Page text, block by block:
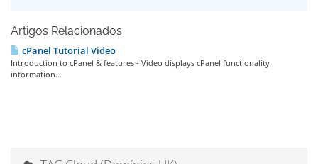
Artigos Relacionados
cPanel Tutorial Video
Introduction to cPanel & features - Video displays cPanel functionality
information...